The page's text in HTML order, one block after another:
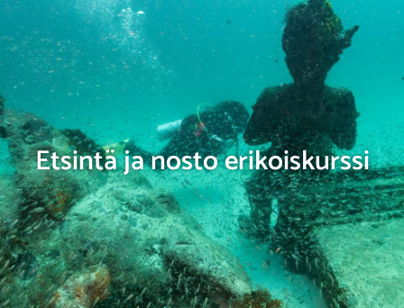
Etsintä ja nosto erikoiskurssi